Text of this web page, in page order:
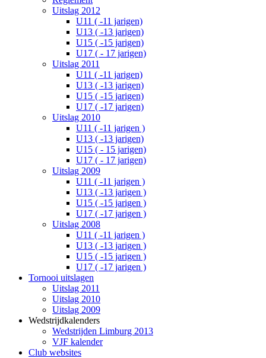
Uitslag 2012
U11 ( -11 jarigen)
U13 ( -13 jarigen)
U15 ( -15 jarigen)
U17 ( - 17 jarigen)
Uitslag 2011
U11 ( -11 jarigen)
U13 ( -13 jarigen)
U15 ( -15 jarigen)
U17 ( -17 jarigen)
Uitslag 2010
U11 ( -11 jarigen )
U13 ( -13 jarigen)
U15 ( - 15 jarigen)
U17 ( - 17 jarigen)
Uitslag 2009
U11 ( -11 jarigen )
U13 ( -13 jarigen )
U15 ( -15 jarigen )
U17 ( -17 jarigen )
Uitslag 2008
U11 ( -11 jarigen )
U13 ( -13 jarigen )
U15 ( -15 jarigen )
U17 ( -17 jarigen )
Tornooi uitslagen
Uitslag 2011
Uitslag 2010
Uitslag 2009
Wedstrijdkalenders
Wedstrijden Limburg 2013
VJF kalender
Club websites